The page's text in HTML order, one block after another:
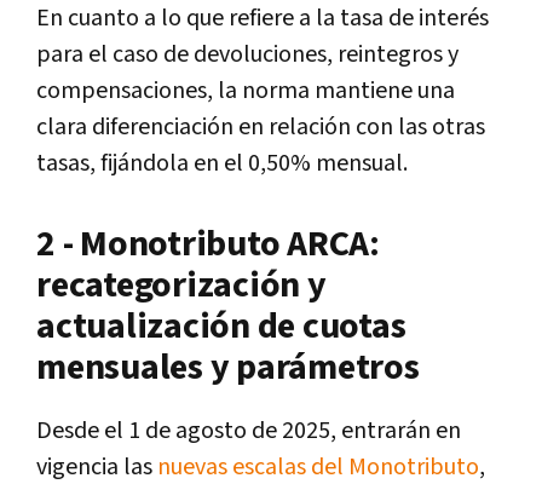
En cuanto a lo que refiere a la tasa de interés
para el caso de devoluciones, reintegros y
compensaciones, la norma mantiene una
clara diferenciación en relación con las otras
tasas, fijándola en el 0,50% mensual.
2 - Monotributo ARCA:
recategorización y
actualización de cuotas
mensuales y parámetros
Desde el 1 de agosto de 2025, entrarán en
vigencia las nuevas escalas del Monotributo,